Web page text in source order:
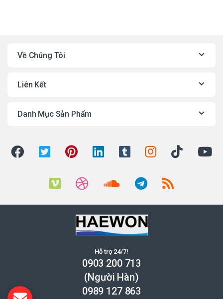
Về Chúng Tôi
Liên Kết
Danh Mục Sản Phẩm
Hỗ trợ 24/7!
0903 200 713
(Người Hàn)
0989 127 863